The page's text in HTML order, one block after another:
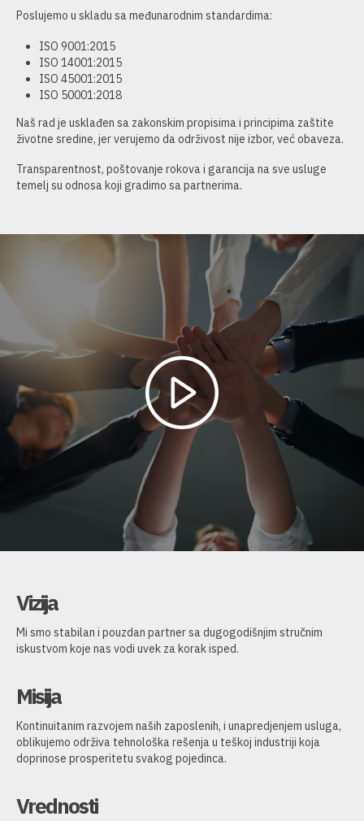
Poslujemo u skladu sa međunarodnim standardima:
ISO 9001:2015
ISO 14001:2015
ISO 45001:2015
ISO 50001:2018
Naš rad je usklađen sa zakonskim propisima i principima zaštite
životne sredine, jer verujemo da održivost nije izbor, već obaveza.
Transparentnost, poštovanje rokova i garancija na sve usluge
temelj su odnosa koji gradimo sa partnerima.
Vizija
Mi smo stabilan i pouzdan partner sa dugogodišnjim stručnim
iskustvom koje nas vodi uvek za korak isped.
Misija
Kontinuitanim razvojem naših zaposlenih, i unapredjenjem usluga,
oblikujemo održiva tehnološka rešenja u teškoj industriji koja
doprinose prosperitetu svakog pojedinca.
Vrednosti